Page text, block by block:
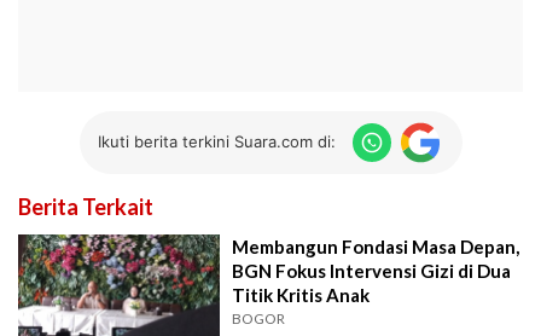
Ikuti berita terkini Suara.com di:
Berita Terkait
Membangun Fondasi Masa Depan,
BGN Fokus Intervensi Gizi di Dua
Titik Kritis Anak
BOGOR